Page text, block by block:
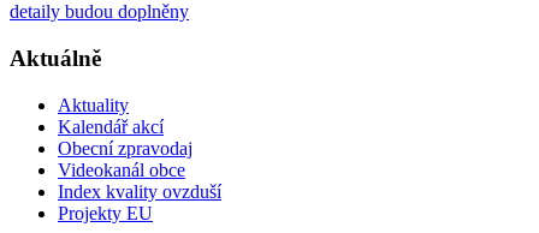
detaily budou doplněny
Aktuálně
Aktuality
Kalendář akcí
Obecní zpravodaj
Videokanál obce
Index kvality ovzduší
Projekty EU